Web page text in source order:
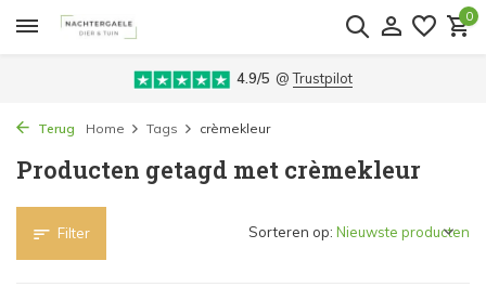
0
4.9/5 @Trustpilot
Terug Home Tags crèmekleur
Producten getagd met crèmekleur
Filter Sorteren op: